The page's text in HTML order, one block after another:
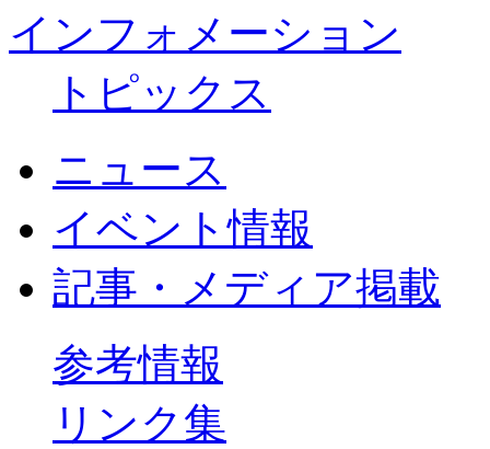
インフォメーション
トピックス
ニュース
イベント情報
記事・メディア掲載
参考情報
リンク集